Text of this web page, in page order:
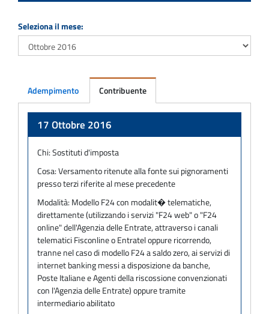
Seleziona il mese:
Adempimento Contribuente
17 Ottobre 2016
Chi:Sostituti d'imposta
Cosa:Versamento ritenute alla fonte sui pignoramenti
presso terzi riferite al mese precedente
Modalità: Modello F24 con modalit� telematiche,
direttamente (utilizzando i servizi "F24 web" o "F24
online" dell'Agenzia delle Entrate, attraverso i canali
telematici Fisconline o Entratel oppure ricorrendo,
tranne nel caso di modello F24 a saldo zero, ai servizi di
internet banking messi a disposizione da banche,
Poste Italiane e Agenti della riscossione convenzionati
con l'Agenzia delle Entrate) oppure tramite
intermediario abilitato